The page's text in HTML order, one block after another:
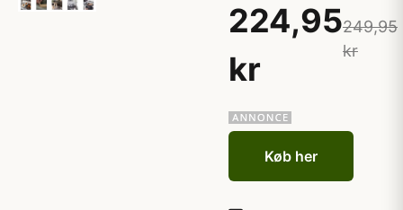
224,95
kr
249,95
kr
Køb her